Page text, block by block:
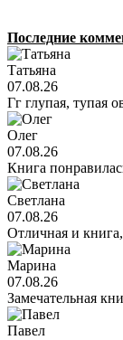
Последние
Татьяна
07.08.26
Гг глупая, тупая
Олег
07.08.26
Книга
Светлана
07.08.26
Отличная и
Марина
07.08.26
Замечательная
Павел